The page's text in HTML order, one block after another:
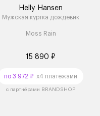
Helly Hansen
Мужская куртка дождевик
Moss Rain
15 890 ₽
по 3 972 ₽ x4 платежами
с партнёрами BRANDSHOP